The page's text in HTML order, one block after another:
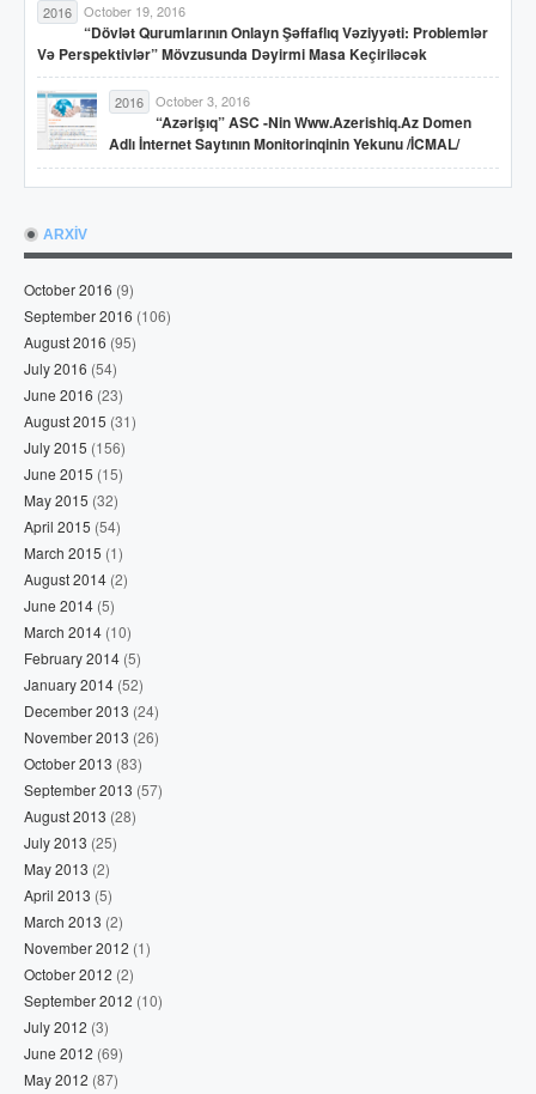
2016 October 19, 2016
“Dövlət Qurumlarının Onlayn Şəffaflıq Vəziyyəti: Problemlər
Və Perspektivlər” Mövzusunda Dəyirmi Masa Keçiriləcək
2016 October 3, 2016
“Azərişıq” ASC -nin Www.azerishiq.az Domen
Adlı İnternet Saytının Monitorinqinin Yekunu /İCMAL/
ARXİV
October 2016 (9)
September 2016 (106)
August 2016 (95)
July 2016 (54)
June 2016 (23)
August 2015 (31)
July 2015 (156)
June 2015 (15)
May 2015 (32)
April 2015 (54)
March 2015 (1)
August 2014 (2)
June 2014 (5)
March 2014 (10)
February 2014 (5)
January 2014 (52)
December 2013 (24)
November 2013 (26)
October 2013 (83)
September 2013 (57)
August 2013 (28)
July 2013 (25)
May 2013 (2)
April 2013 (5)
March 2013 (2)
November 2012 (1)
October 2012 (2)
September 2012 (10)
July 2012 (3)
June 2012 (69)
May 2012 (87)